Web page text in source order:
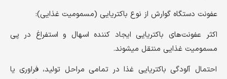
عفونت دستگاه گوارش از نوع باکتریایی (مسمومیت غذایی):
اکثر عفونت‌های باکتریایی ایجاد کننده اسهال و استفراغ در پی
مسمومیت غذایی منتقل میشوند.
احتمال آلودگی باکتریایی غذا در تمامی مراحل تولید، فراوری یا